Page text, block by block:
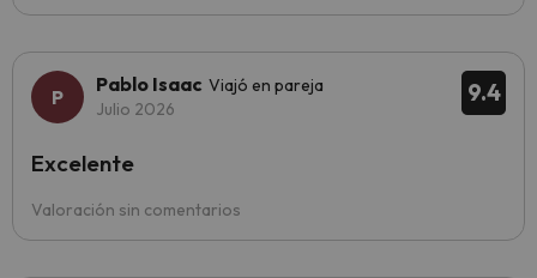
9.4
Pablo Isaac Viajó en pareja
Julio 2026
Valoración sin comentarios
Excelente